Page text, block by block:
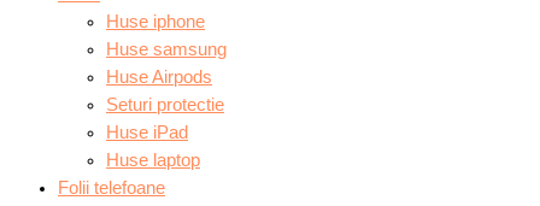
Huse iphone
Huse samsung
Huse Airpods
Seturi protectie
Huse iPad
Huse laptop
Folii telefoane